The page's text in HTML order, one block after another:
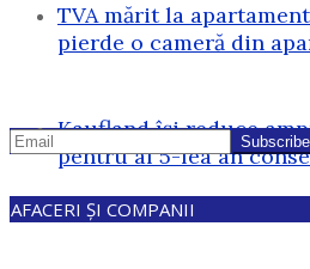
TVA mărit la
pierde o cameră din
Kaufland își reduce
pentru al 5-lea an
AFACERI ȘI COMPANII